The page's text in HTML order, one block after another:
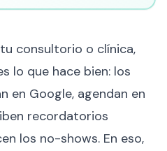
consultorio o clínica,
lo que hace bien: los
en Google, agendan en
recordatorios
los no-shows. En eso,